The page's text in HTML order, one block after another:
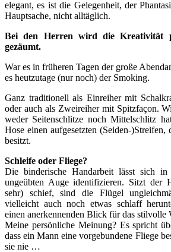
elegant, es ist die Gelegenheit, der
Hauptsache, nicht alltäglich.
Bei den Herren wird die Kreativität
gezäumt.
War es in früheren Tagen der große
es heutzutage (nur noch) der Smoking.
Ganz traditionell als Einreiher mit
oder auch als Zweireiher mit Spitzfaçon.
weder Seitenschlitze noch Mittelschlitz
Hose einen aufgesetzten (Seiden-)Streifen,
besitzt.
Schleife oder Fliege?
Die binderische Handarbeit lässt sich
ungeübten Auge identifizieren. Sitzt der
sehr) schief, sind die Flügel
vielleicht auch noch etwas schlaff
einen anerkennenden Blick für das stilvolle
Meine persönliche Meinung? Es spricht
dass ein Mann eine vorgebundene Fliege
sie nie …